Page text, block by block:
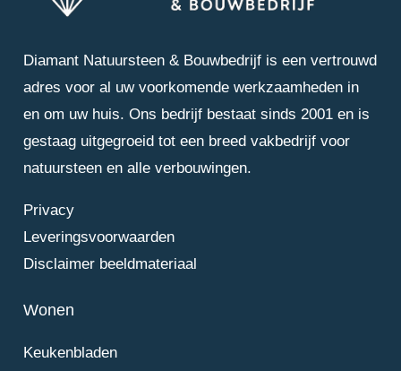
Diamant Natuursteen & Bouwbedrijf is een vertrouwd
adres voor al uw voorkomende werkzaamheden in
en om uw huis. Ons bedrijf bestaat sinds 2001 en is
gestaag uitgegroeid tot een breed vakbedrijf voor
natuursteen en alle verbouwingen.
Privacy
Leveringsvoorwaarden
Disclaimer beeldmateriaal
Wonen
Keukenbladen